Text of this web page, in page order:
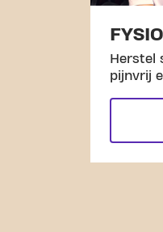
Herstel
pijnvrij